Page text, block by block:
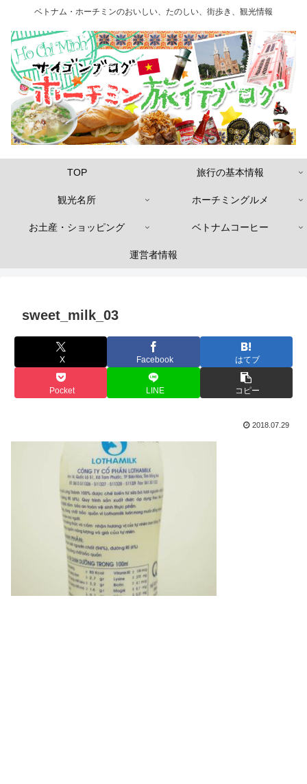
ベトナム・ホーチミンのおいしい、たのしい、街歩き、観光情報
TOP 旅行の基本情報
観光名所 ホーチミングルメ
お土産・ショッピング ベトナムコーヒー
運営者情報
sweet_milk_03
X Facebook はてブ
Pocket LINE コピー
2018.07.29